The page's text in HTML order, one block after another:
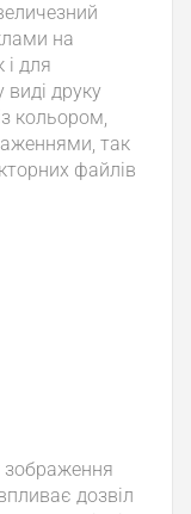
на
і для
друку
кольором,
так
файлів
зображення
дозвіл